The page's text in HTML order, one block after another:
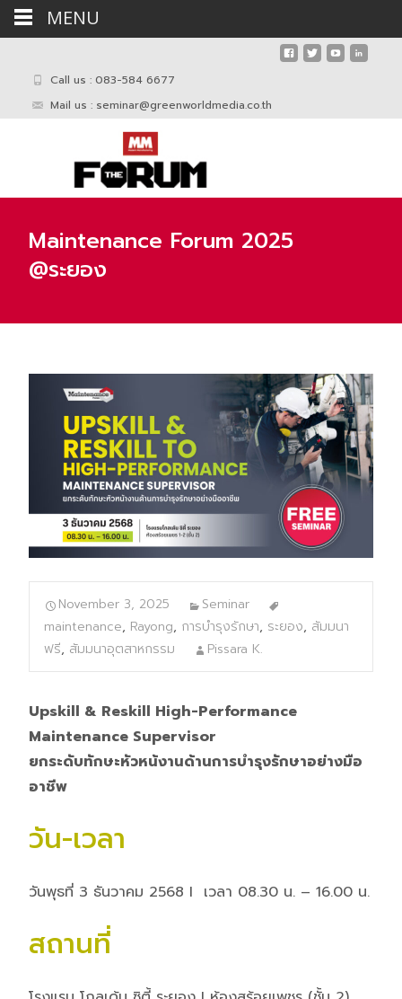
Call us : 083-584 6677
Mail us : seminar@greenworldmedia.co.th
Maintenance Forum 2025
@ระยอง
November 3, 2025
Seminar
maintenance, Rayong, การบำรุงรักษา, ระยอง, สัมมนา
ฟรี, สัมมนาอุตสาหกรรม Pissara K.
Upskill & Reskill High-Performance
Maintenance Supervisor
ยกระดับทักษะหัวหน้งานด้านการบำรุงรักษาอย่างมือ
อาชีพ
วัน-เวลา
วันพุธที่ 3 ธันวาคม 2568 I เวลา 08.30 น. – 16.00 น.
สถานที่
MENU